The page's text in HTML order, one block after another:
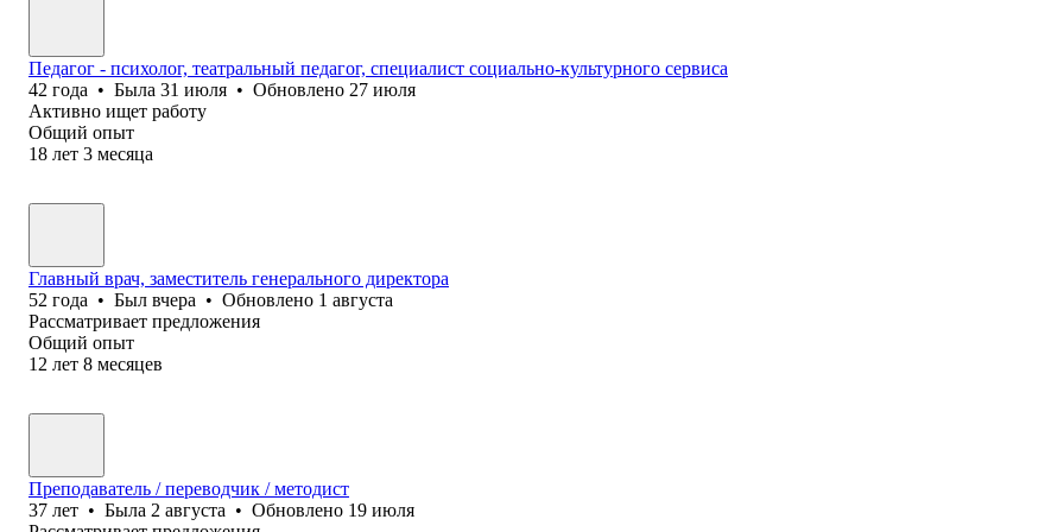
Педагог - психолог, театральный педагог, специалист социально-культурного сервиса
42 года • Была 31 июля • Обновлено 27 июля
Активно ищет работу
Общий опыт
18 лет 3 месяца
Главный врач, заместитель генерального директора
52 года • Был вчера • Обновлено 1 августа
Рассматривает предложения
Общий опыт
12 лет 8 месяцев
Преподаватель / переводчик / методист
37 лет • Была 2 августа • Обновлено 19 июля